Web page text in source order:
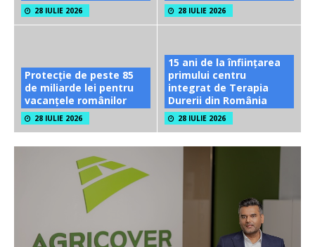
28 IULIE 2026 28 IULIE 2026
Protecție de peste 85
de miliarde lei pentru
vacanțele românilor
28 IULIE 2026
15 ani de la înființarea
primului centru
integrat de Terapia
Durerii din România
28 IULIE 2026